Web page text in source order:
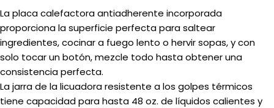
La placa calefactora antiadherente incorporada
proporciona la superficie perfecta para saltear
ingredientes, cocinar a fuego lento o hervir sopas, y con
solo tocar un botón, mezcle todo hasta obtener una
consistencia perfecta.
La jarra de la licuadora resistente a los golpes térmicos
tiene capacidad para hasta 48 oz. de líquidos calientes y